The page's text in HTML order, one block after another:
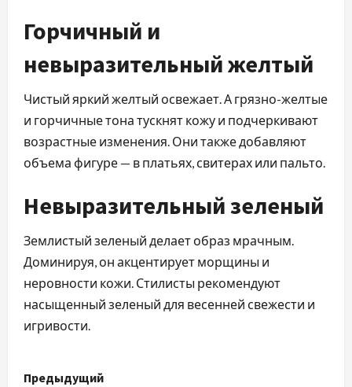
Горчичный и
невыразительный желтый
Чистый яркий желтый освежает. А грязно-желтые
и горчичные тона тускнят кожу и подчеркивают
возрастные изменения. Они также добавляют
объема фигуре — в платьях, свитерах или пальто.
Невыразительный зеленый
Землистый зеленый делает образ мрачным.
Доминируя, он акцентирует морщины и
неровности кожи. Стилисты рекомендуют
насыщенный зеленый для весенней свежести и
игривости.
Н
Предыдущий